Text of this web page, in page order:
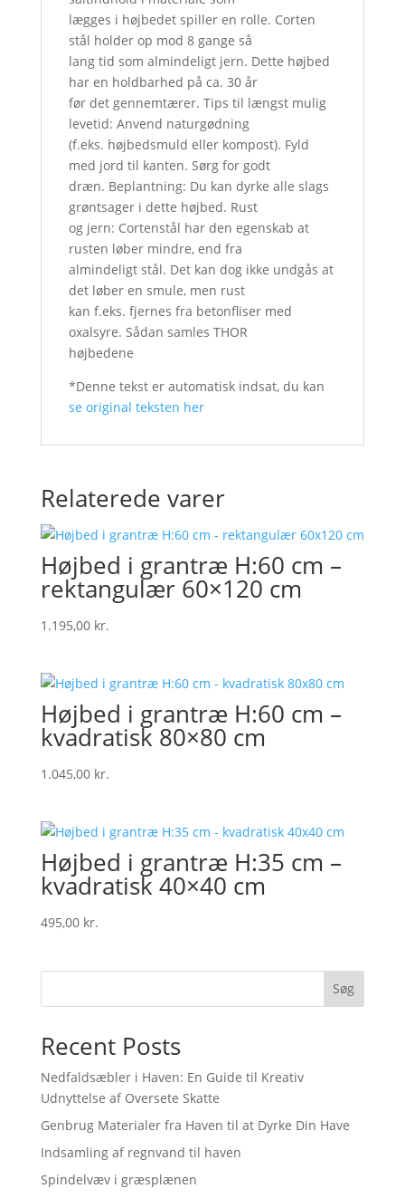
lægges i højbedet spiller en rolle. Corten
stål holder op mod 8 gange så
lang tid som almindeligt jern. Dette højbed
har en holdbarhed på ca. 30 år
før det gennemtærer. Tips til længst mulig
levetid: Anvend naturgødning
(f.eks. højbedsmuld eller kompost). Fyld
med jord til kanten. Sørg for godt
dræn. Beplantning: Du kan dyrke alle slags
grøntsager i dette højbed. Rust
og jern: Cortenstål har den egenskab at
rusten løber mindre, end fra
almindeligt stål. Det kan dog ikke undgås at
det løber en smule, men rust
kan f.eks. fjernes fra betonfliser med
oxalsyre. Sådan samles THOR
højbedene
*Denne tekst er automatisk indsat, du kan
se original teksten her
Relaterede varer
Højbed i grantræ H:60 cm –
rektangulær 60×120 cm
1.195,00 kr.
Højbed i grantræ H:60 cm –
kvadratisk 80×80 cm
1.045,00 kr.
Højbed i grantræ H:35 cm –
kvadratisk 40×40 cm
495,00 kr.
Søg
Recent Posts
Nedfaldsæbler i Haven: En Guide til Kreativ
Udnyttelse af Oversete Skatte
Genbrug Materialer fra Haven til at Dyrke Din Have
Indsamling af regnvand til haven
Spindelvæv i græsplænen